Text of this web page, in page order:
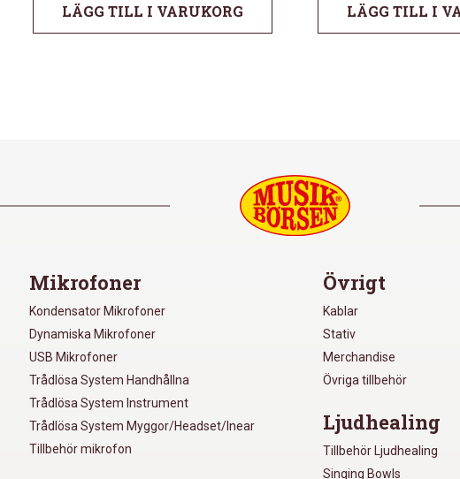
LÄGG TILL I VARUKORG LÄGG TILL I
Mikrofoner
Kondensator Mikrofoner
Dynamiska Mikrofoner
USB Mikrofoner
Trådlösa System Handhållna
Trådlösa System Instrument
Trådlösa System Myggor/Headset/Inear
Tillbehör mikrofon
Övrigt
Kablar
Stativ
Merchandise
Övriga tillbehör
Ljudhealing
Tillbehör Ljudhealing
Singing Bowls